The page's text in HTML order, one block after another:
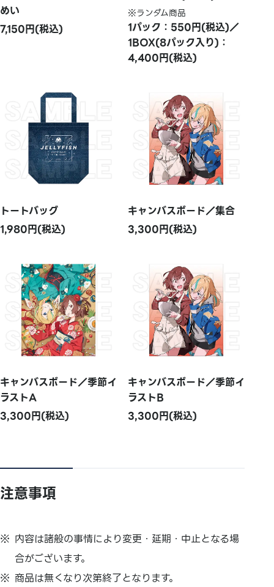
めい
7,150円(税込)
※ランダム商品
1パック：550円(税込)／
1BOX(8パック入り)：
4,400円(税込)
トートバッグ
1,980円(税込)
キャンバスボード／集合
3,300円(税込)
キャンバスボード／季節イ
ラストA
3,300円(税込)
キャンバスボード／季節イ
ラストB
3,300円(税込)
注意事項
内容は諸般の事情により変更・延期・中止となる場
合がございます。
商品は無くなり次第終了となります。